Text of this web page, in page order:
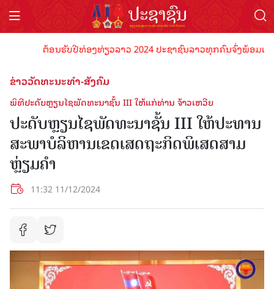
ຕ້ອນຮັບປີທ່ອງທ່ຽວລາວ 2024 ປະຊາຊົນລາວທຸກຄົນຈົ່ງພ້ອມເປັ
ຂ່າວວັດທະນະທຳ-ສັງຄົມ
ພິທີປະດັບຫຼຽນໄຊພັດທະນາຊັ້ນ III ໃຫ້ແກ່ທ່ານ ຈ້າວເຫວີຍ
ປະດັບຫຼຽນໄຊພັດທະນາຊັ້ນ III ໃຫ້ປະທານ
ສະພາບໍລິຫານເຂດເສດຖະກິດພິເສດສາມ
ຫຼ່ຽມຄຳ
11:32 11/12/2024